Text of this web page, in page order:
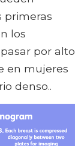
primeras
los
por alto
en mujeres
denso..